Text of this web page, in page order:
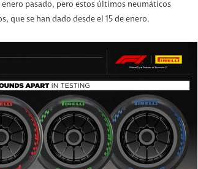
pasado, pero estos últimos neumáticos
que se han dado desde el 15 de enero.